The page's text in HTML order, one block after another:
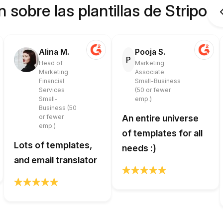
sobre las plantillas de Stripo
Alina M.
Head of
Marketing
Financial
Services
Small-
Business (50
or fewer
emp.)
Lots of templates,
and email translator
P
Pooja S.
Marketing
Associate
Small-Business
(50 or fewer
emp.)
An entire universe
of templates for all
needs :)